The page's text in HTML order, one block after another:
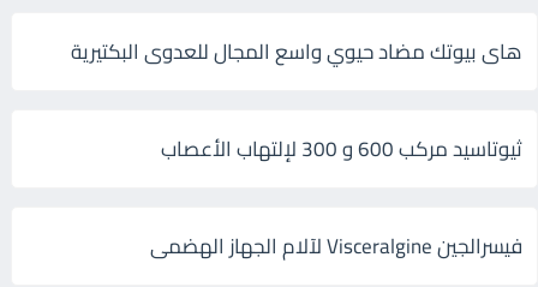
هاى بيوتك مضاد حيوي واسع المجال للعدوى البكتيرية
ثيوتاسيد مركب 600 و 300 لإلتهاب الأعصاب
فيسرالجين Visceralgine لآلام الجهاز الهضمى